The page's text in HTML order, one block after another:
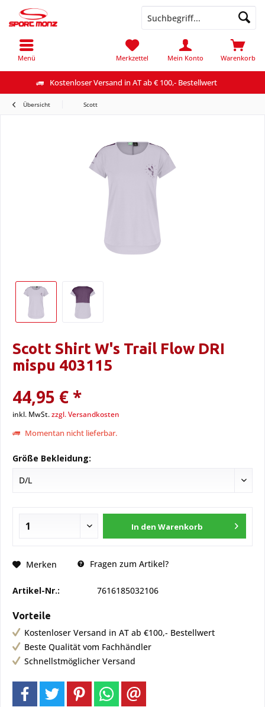
Kostenloser Versand in AT ab € 100,- Bestellwert
Menü Warenkorb
Merkzettel Mein Konto
Übersicht Scott
Scott Shirt W's Trail Flow DRI
mispu 403115
44,95 € *
inkl. MwSt.zzgl. Versandkosten
Momentan nicht lieferbar.
Größe Bekleidung:
In den Warenkorb
Merken Fragen zum Artikel?
Artikel-Nr.: 7616185032106
Vorteile
Kostenloser Versand in AT ab €100,- Bestellwert
Beste Qualität vom Fachhändler
Schnellstmöglicher Versand